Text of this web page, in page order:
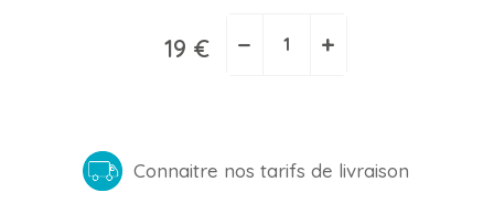
19 € − +
Connaitre nos tarifs de livraison